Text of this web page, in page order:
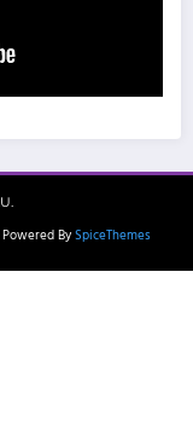
By SpiceThemes